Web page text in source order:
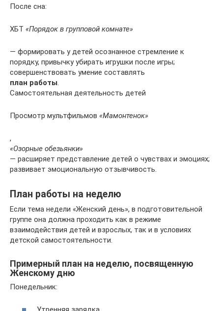
После сна:
ХБТ «Порядок в групповой комнате»
— формировать у детей осознанное стремление к
порядку, привычку убирать игрушки после игры;
совершенствовать умение составлять
план работы
Самостоятельная деятельность детей
Просмотр мультфильмов «Мамонтенок»
,
«Озорные обезьянки»
— расширяет представление детей о чувствах и эмоциях;
развивает эмоциональную отзывчивость.
План работы на неделю
Если тема недели «Женский день», в подготовительной
группе она должна проходить как в режиме
взаимодействия детей и взрослых, так и в условиях
детской самостоятельности.
Примерный план на неделю, посвященную
Женскому дню
Понедельник: